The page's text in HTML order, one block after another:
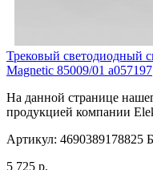
Трековый светодиодный
Magnetic 85009/01 a057197
На данной странице
продукцией компании
Артикул: 4690389178825
5 725 р.